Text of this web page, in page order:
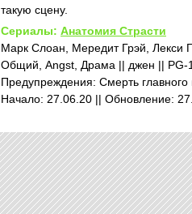
такую сцену.
Сериалы: Анатомия Страсти
Марк Слоан, Мередит Грэй, Лекси
Общий, Angst, Драма || джен || PG-
Предупреждения: Смерть главного
Начало: 27.06.20 || Обновление: